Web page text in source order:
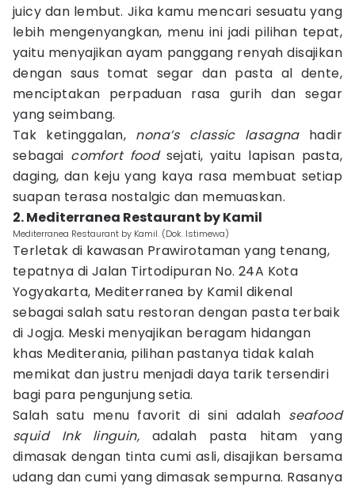
juicy dan lembut. Jika kamu mencari sesuatu yang
lebih mengenyangkan, menu ini jadi pilihan tepat,
yaitu menyajikan ayam panggang renyah disajikan
dengan saus tomat segar dan pasta al dente,
menciptakan perpaduan rasa gurih dan segar
yang seimbang.
Tak ketinggalan, nona’s classic lasagnahadir
sebagai comfort foodsejati, yaitu lapisan pasta,
daging, dan keju yang kaya rasa membuat setiap
suapan terasa nostalgic dan memuaskan.
2. Mediterranea Restaurant by Kamil
Mediterranea Restaurant by Kamil. (Dok. Istimewa)
Terletak di kawasan Prawirotaman yang tenang,
tepatnya di Jalan Tirtodipuran No. 24A Kota
Yogyakarta, Mediterranea by Kamil dikenal
sebagai salah satu restoran dengan pasta terbaik
di Jogja. Meski menyajikan beragam hidangan
khas Mediterania, pilihan pastanya tidak kalah
memikat dan justru menjadi daya tarik tersendiri
bagi para pengunjung setia.
Salah satu menu favorit di sini adalah seafood
squid Ink linguin, adalah pasta hitam yang
dimasak dengan tinta cumi asli, disajikan bersama
udang dan cumi yang dimasak sempurna. Rasanya